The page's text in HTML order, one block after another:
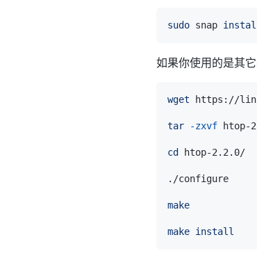
sudo snap
如果你使用的是其
wget https://
tar -zxvf
cd
make
make install